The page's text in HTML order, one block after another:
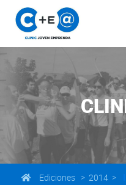
Ediciones > 2014 >